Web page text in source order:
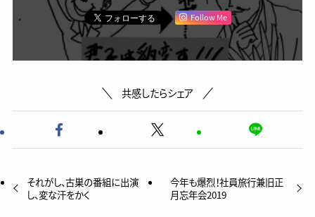
Follow Me
共感したらシェア
それがし、古巣の番組に出演
し、変な汗をかく
今年も爆烈！社員旅行兼旧正
月忘年会2019